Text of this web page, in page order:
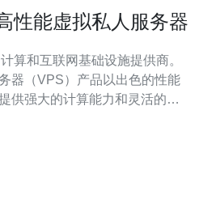
性能虚拟私人服务器
算和互联网基础设施提供商。
器（VPS）产品以出色的性能
供强大的计算能力和灵活的资
高频率的英特尔处理器和大容